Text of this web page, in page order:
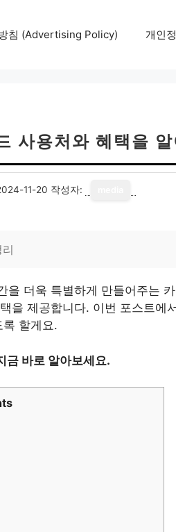
침 (Advertising Policy) 개인
사용처와 혜택을
11-20 작성자:
을 더욱 특별하게 만들어주는
을 제공합니다. 이번 포스트에
할게요.
금 바로 알아보세요.